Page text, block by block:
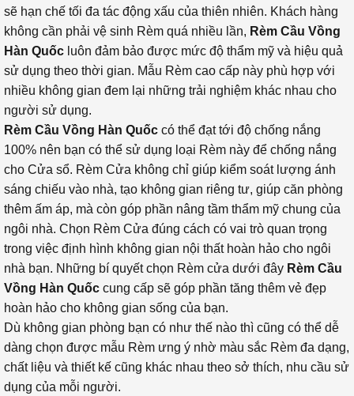
sẽ hạn chế tối đa tác động xấu của thiên nhiên. Khách hàng
không cần phải vệ sinh Rèm quá nhiều lần, Rèm Cầu Vồng
Hàn Quốc luôn đảm bảo được mức độ thẩm mỹ và hiệu quả
sử dụng theo thời gian. Mẫu Rèm cao cấp này phù hợp với
nhiều không gian đem lại những trải nghiệm khác nhau cho
người sử dụng.
Rèm Cầu Vồng Hàn Quốc có thể đạt tới độ chống nắng
100% nên bạn có thể sử dụng loại Rèm này để chống nắng
cho Cửa sổ. Rèm Cửa không chỉ giúp kiểm soát lượng ánh
sáng chiếu vào nhà, tạo không gian riêng tư, giúp căn phòng
thêm ấm áp, mà còn góp phần nâng tầm thẩm mỹ chung của
ngôi nhà. Chọn Rèm Cửa đúng cách có vai trò quan trọng
trong việc định hình không gian nội thất hoàn hảo cho ngôi
nhà bạn. Những bí quyết chọn Rèm cửa dưới đây Rèm Cầu
Vồng Hàn Quốc cung cấp sẽ góp phần tăng thêm vẻ đẹp
hoàn hảo cho không gian sống của bạn.
Dù không gian phòng bạn có như thế nào thì cũng có thể dễ
dàng chọn được mẫu Rèm ưng ý nhờ màu sắc Rèm đa dạng,
chất liệu và thiết kế cũng khác nhau theo sở thích, nhu cầu sử
dụng của mỗi người.